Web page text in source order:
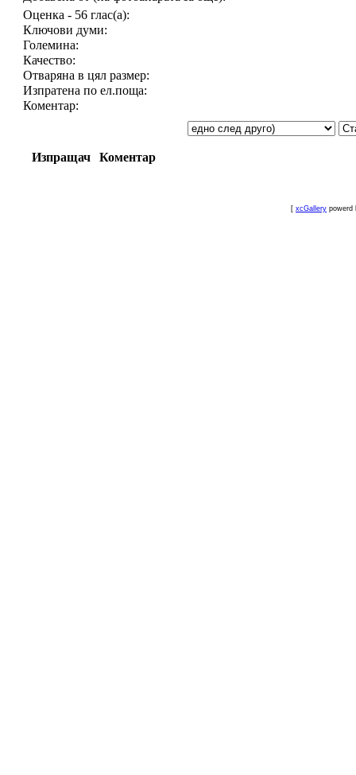
Оценка - 56 глас(а):
Ключови думи:
Големина:
Качество:
Отваряна в цял размер:
Изпратена по ел.поща:
Коментар:
Изпращач Коментар
[ xcGallery